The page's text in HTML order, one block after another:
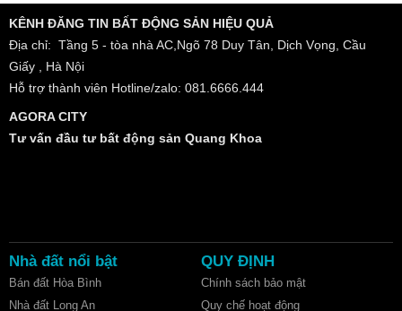
KÊNH ĐĂNG TIN BẤT ĐỘNG SẢN HIỆU QUẢ
Địa chỉ: Tầng 5 - tòa nhà AC,Ngõ 78 Duy Tân, Dịch Vọng, Cầu
Giấy , Hà Nội
Hỗ trợ thành viên Hotline/zalo: 081.6666.444
AGORA CITY
Tư vấn đầu tư bất động sản Quang Khoa
Nhà đất nổi bật
Bán đất Hòa Bình
Nhà đất Long An
QUY ĐỊNH
Chính sách bảo mật
Quy chế hoạt động